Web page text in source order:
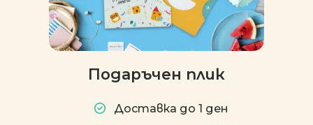
Подаръчен плик
Доставка до 1 ден